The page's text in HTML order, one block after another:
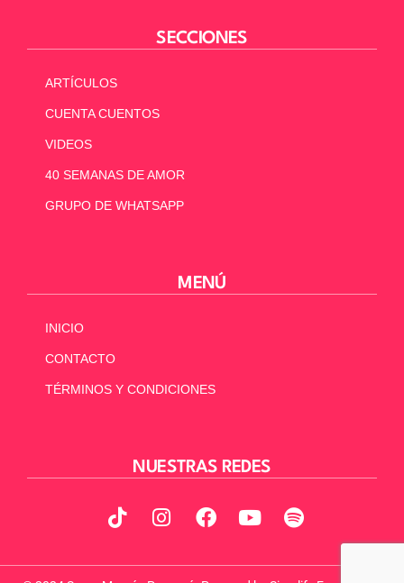
SECCIONES
ARTÍCULOS
CUENTA CUENTOS
VIDEOS
40 SEMANAS DE AMOR
GRUPO DE WHATSAPP
MENÚ
INICIO
CONTACTO
TÉRMINOS Y CONDICIONES
NUESTRAS REDES